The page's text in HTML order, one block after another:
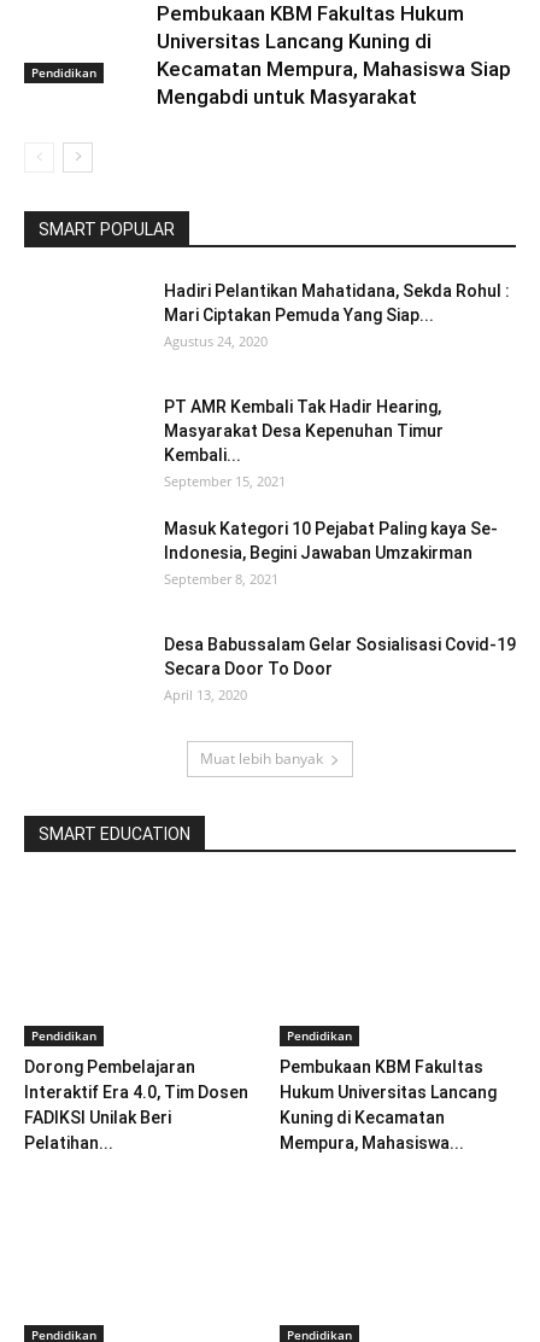
Pendidikan
Pembukaan KBM Fakultas Hukum
Universitas Lancang Kuning di
Kecamatan Mempura, Mahasiswa Siap
Mengabdi untuk Masyarakat
SMART POPULAR
Hadiri Pelantikan Mahatidana, Sekda Rohul :
Mari Ciptakan Pemuda Yang Siap...
Agustus 24, 2020
PT AMR Kembali Tak Hadir Hearing,
Masyarakat Desa Kepenuhan Timur
Kembali...
September 15, 2021
Masuk Kategori 10 Pejabat Paling kaya Se-
Indonesia, Begini Jawaban Umzakirman
September 8, 2021
Desa Babussalam Gelar Sosialisasi Covid-19
Secara Door To Door
April 13, 2020
Muat lebih banyak
SMART EDUCATION
Pendidikan
Dorong Pembelajaran
Interaktif Era 4.0, Tim Dosen
FADIKSI Unilak Beri
Pelatihan...
Pendidikan
Pembukaan KBM Fakultas
Hukum Universitas Lancang
Kuning di Kecamatan
Mempura, Mahasiswa...
Pendidikan Pendidikan